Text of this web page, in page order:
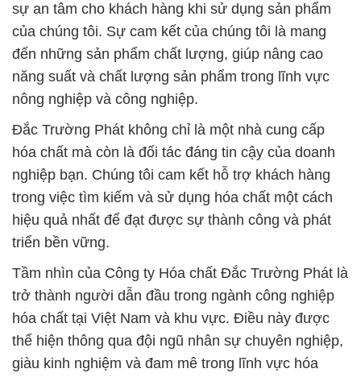
sự an tâm cho khách hàng khi sử dụng sản phẩm
của chúng tôi. Sự cam kết của chúng tôi là mang
đến những sản phẩm chất lượng, giúp nâng cao
năng suất và chất lượng sản phẩm trong lĩnh vực
nông nghiệp và công nghiệp.
Đắc Trường Phát không chỉ là một nhà cung cấp
hóa chất mà còn là đối tác đáng tin cậy của doanh
nghiệp bạn. Chúng tôi cam kết hỗ trợ khách hàng
trong việc tìm kiếm và sử dụng hóa chất một cách
hiệu quả nhất để đạt được sự thành công và phát
triển bền vững.
Tầm nhìn của Công ty Hóa chất Đắc Trường Phát là
trở thành người dẫn đầu trong ngành công nghiệp
hóa chất tại Việt Nam và khu vực. Điều này được
thể hiện thông qua đội ngũ nhân sự chuyên nghiệp,
giàu kinh nghiệm và đam mê trong lĩnh vực hóa